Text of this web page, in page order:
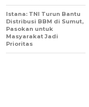
Istana: TNI Turun Bantu
Distribusi BBM di Sumut,
Pasokan untuk
Masyarakat Jadi
Prioritas